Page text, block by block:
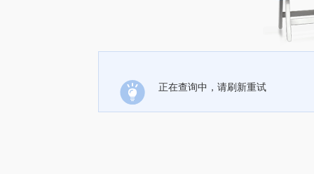
正在查询中，请刷新重试